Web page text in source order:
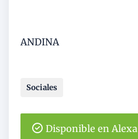
ANDINA
Sociales
Disponible en